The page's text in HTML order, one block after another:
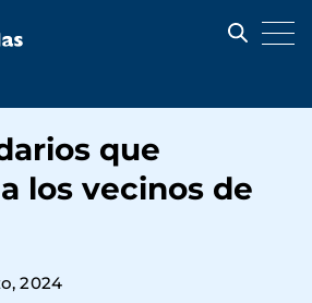
que
los vecinos de
2024